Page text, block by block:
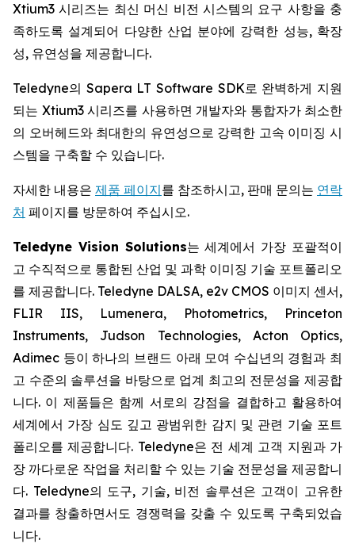
Xtium3 시리즈는 최신 머신 비전 시스템의 요구 사항을 충
족하도록 설계되어 다양한 산업 분야에 강력한 성능, 확장
성, 유연성을 제공합니다.
Teledyne의 Sapera LT Software SDK로 완벽하게 지원
되는 Xtium3 시리즈를 사용하면 개발자와 통합자가 최소한
의 오버헤드와 최대한의 유연성으로 강력한 고속 이미징 시
스템을 구축할 수 있습니다.
자세한 내용은 제품 페이지를 참조하시고, 판매 문의는 연락
처 페이지를 방문하여 주십시오.
Teledyne Vision Solutions는 세계에서 가장 포괄적이
고 수직적으로 통합된 산업 및 과학 이미징 기술 포트폴리오
를 제공합니다. Teledyne DALSA, e2v CMOS 이미지 센서,
FLIR IIS, Lumenera, Photometrics, Princeton
Instruments, Judson Technologies, Acton Optics,
Adimec 등이 하나의 브랜드 아래 모여 수십년의 경험과 최
고 수준의 솔루션을 바탕으로 업계 최고의 전문성을 제공합
니다. 이 제품들은 함께 서로의 강점을 결합하고 활용하여
세계에서 가장 심도 깊고 광범위한 감지 및 관련 기술 포트
폴리오를 제공합니다. Teledyne은 전 세계 고객 지원과 가
장 까다로운 작업을 처리할 수 있는 기술 전문성을 제공합니
다. Teledyne의 도구, 기술, 비전 솔루션은 고객이 고유한
결과를 창출하면서도 경쟁력을 갖출 수 있도록 구축되었습
니다.